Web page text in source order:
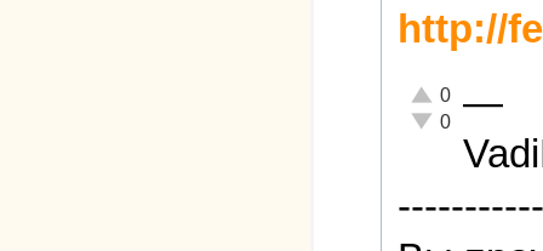
http://
Отлично!
0
Неадекватно!
0 —